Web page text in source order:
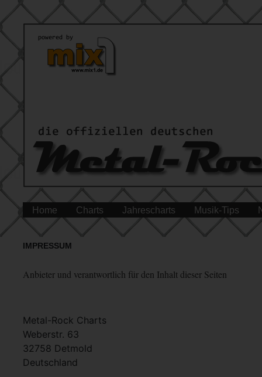
Home Charts Jahrescharts Musik-Tips
IMPRESSUM
Anbieter und verantwortlich für den Inhalt dieser Seiten
Metal-Rock Charts
Weberstr. 63
32758 Detmold
Deutschland